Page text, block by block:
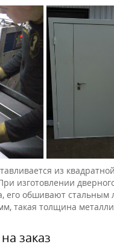
из
изготовлении
его обшивают
такая толщина
заказ